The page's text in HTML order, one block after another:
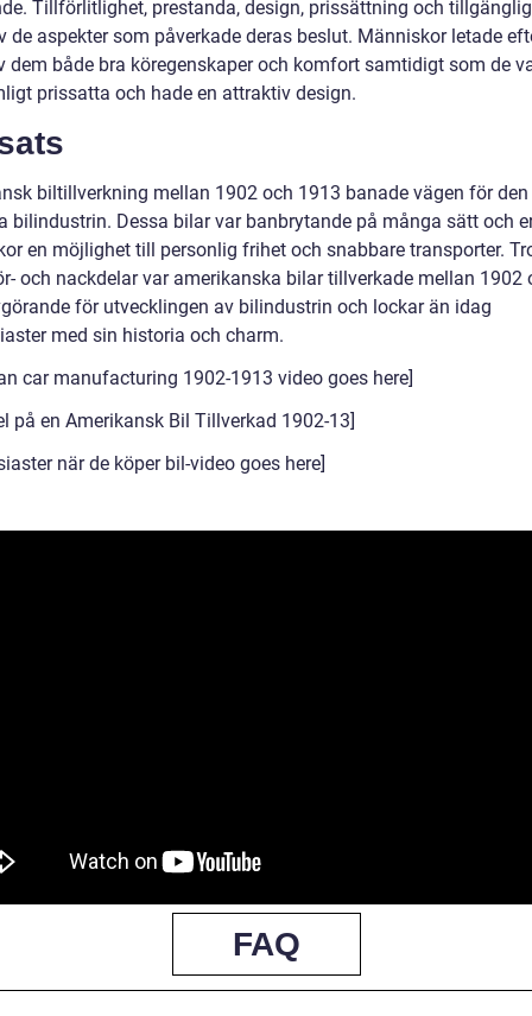
Tillförlitlighet, prestanda, design, prissättning och
de aspekter som påverkade deras beslut. Människor letade
dem både bra köregenskaper och komfort samtidigt som de
prissatta och hade en attraktiv design.
biltillverkning mellan 1902 och 1913 banade vägen för den
bilindustrin. Dessa bilar var banbrytande på många sätt och
en möjlighet till personlig frihet och snabbare transporter.
och nackdelar var amerikanska bilar tillverkade mellan 1902
för utvecklingen av bilindustrin och lockar än idag
med sin historia och charm.
car manufacturing 1902-1913 video goes here]
på en Amerikansk Bil Tillverkad 1902-13]
när de köper bil-video goes here]
FAQ